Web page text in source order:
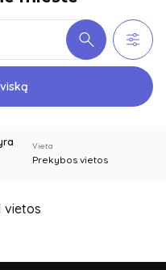
Vieta
Prekybos vietos
vietos